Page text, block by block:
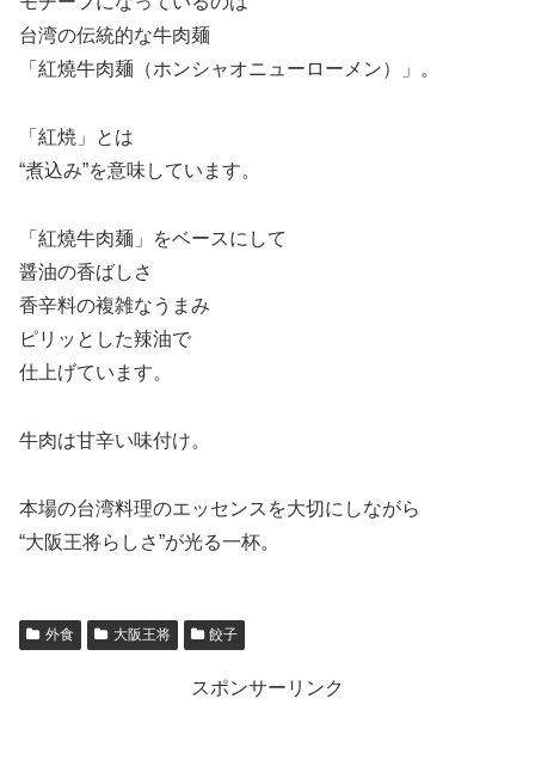
台湾の伝統的な牛肉麺
「紅燒牛肉麺（ホンシャオニューローメン）」。
「紅焼」とは
“煮込み”を意味しています。
「紅燒牛肉麺」をベースにして
醤油の香ばしさ
香辛料の複雑なうまみ
ピリッとした辣油で
仕上げています。
牛肉は甘辛い味付け。
本場の台湾料理のエッセンスを大切にしながら
“大阪王将らしさ”が光る一杯。
外食 大阪王将 餃子
スポンサーリンク